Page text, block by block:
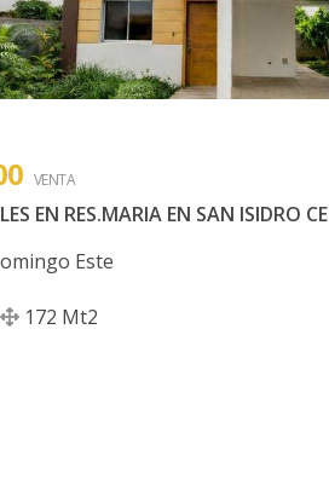
VENTA
EN RES.MARIA EN SAN ISIDRO
Este
172 Mt2